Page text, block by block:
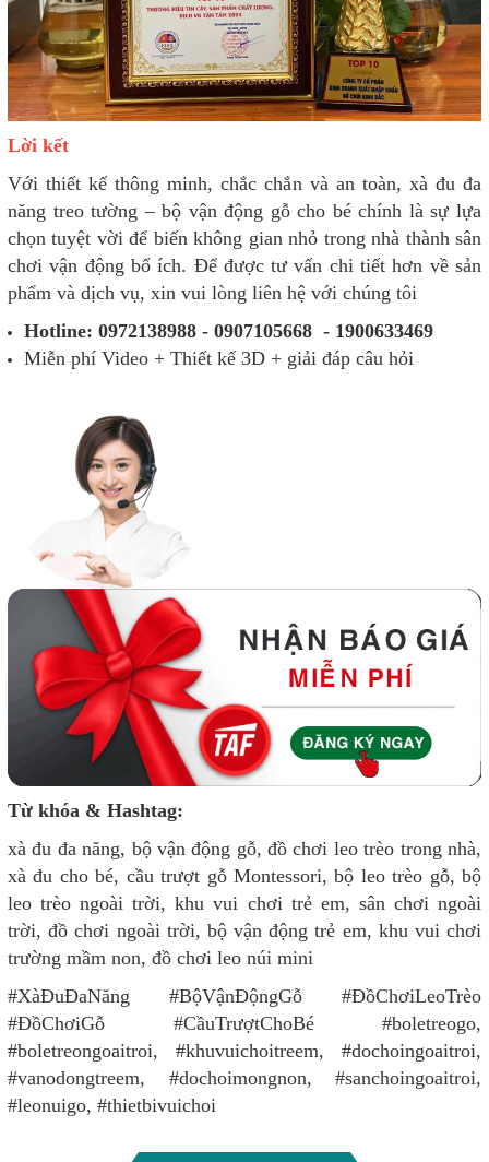
Lời kết
Với thiết kế thông minh, chắc chắn và an toàn, xà đu đa
năng treo tường – bộ vận động gỗ cho bé chính là sự lựa
chọn tuyệt vời để biến không gian nhỏ trong nhà thành sân
chơi vận động bổ ích. Để được tư vấn chi tiết hơn về sản
phẩm và dịch vụ, xin vui lòng liên hệ với chúng tôi
Hotline: 0972138988 - 0907105668 - 1900633469
Miễn phí Video + Thiết kế 3D + giải đáp câu hỏi
Từ khóa & Hashtag:
xà đu đa năng, bộ vận động gỗ, đồ chơi leo trèo trong nhà,
xà đu cho bé, cầu trượt gỗ Montessori, bộ leo trèo gỗ, bộ
leo trèo ngoài trời, khu vui chơi trẻ em, sân chơi ngoài
trời, đồ chơi ngoài trời, bộ vận động trẻ em, khu vui chơi
trường mầm non, đồ chơi leo núi mini
#XàĐuĐaNăng #BộVậnĐộngGỗ #ĐồChơiLeoTrèo
#ĐồChơiGỗ #CầuTrượtChoBé #boletreogo,
#boletreongoaitroi, #khuvuichoitreem, #dochoingoaitroi,
#vanodongtreem, #dochoimongnon, #sanchoingoaitroi,
#leonuigo, #thietbivuichoi